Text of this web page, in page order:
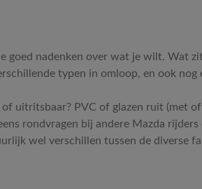
nadenken over wat je wilt. Wat
typen in omloop, en ook nog
uitritsbaar? PVC of glazen ruit (met
rondvragen bij andere Mazda
wel verschillen tussen de diverse